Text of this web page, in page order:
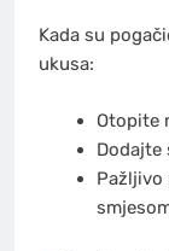
Kada su
ukusa:
Otopite
Dodajte
Pažljivo